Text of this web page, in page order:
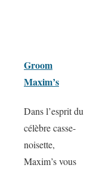
Groom
Maxim’s
Dans l’esprit du
célèbre casse-
noisette,
Maxim’s vous